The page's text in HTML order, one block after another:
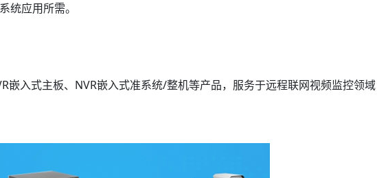
统应用所需。
嵌入式主板、NVR嵌入式准系统/整机等产品，服务于远程联网视频监控领域